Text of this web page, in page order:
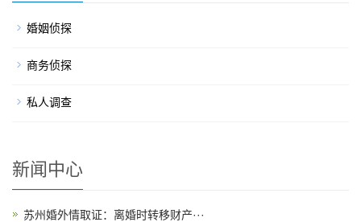
婚姻侦探
商务侦探
私人调查
新闻中心
苏州婚外情取证：离婚时转移财产···